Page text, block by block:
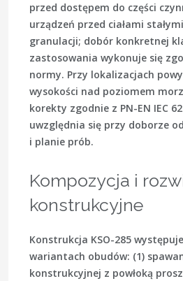
przed dostępem do części
urządzeń przed ciałami
granulacji; dobór konkretnej
zastosowania wykonuje się
normy. Przy lokalizacjach
wysokości nad poziomem
korekty zgodnie z PN-EN IEC
uwzględnia się przy doborze
i planie prób.
Kompozycja i
konstrukcyjne
Konstrukcja KSO-285
wariantach obudów: (1)
konstrukcyjnej z powłoką